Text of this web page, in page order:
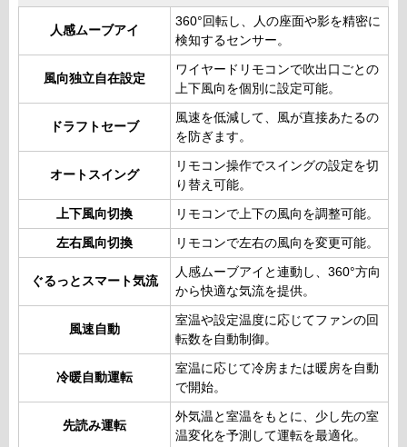
人感ムーブアイ
360°回転し、人の座面や影を精密に
検知するセンサー。
風向独立自在設定
ワイヤードリモコンで吹出口ごとの
上下風向を個別に設定可能。
ドラフトセーブ
風速を低減して、風が直接あたるの
を防ぎます。
オートスイング
リモコン操作でスイングの設定を切
り替え可能。
上下風向切換 リモコンで上下の風向を調整可能。
左右風向切換 リモコンで左右の風向を変更可能。
ぐるっとスマート気流
人感ムーブアイと連動し、360°方向
から快適な気流を提供。
風速自動
室温や設定温度に応じてファンの回
転数を自動制御。
冷暖自動運転
室温に応じて冷房または暖房を自動
で開始。
先読み運転
外気温と室温をもとに、少し先の室
温変化を予測して運転を最適化。